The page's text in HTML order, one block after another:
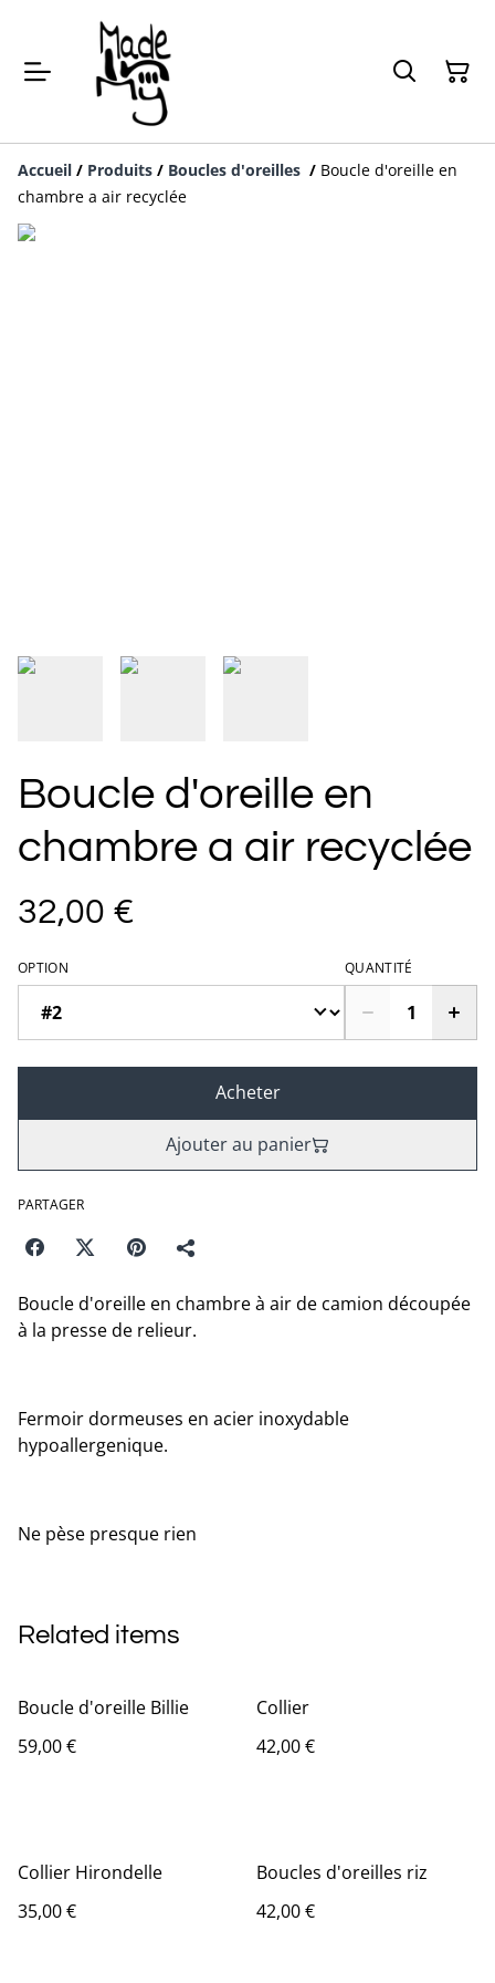
Accueil / Produits / Boucles d'oreilles / Boucle d'oreille en
chambre a air recyclée
Boucle d'oreille en
chambre a air recyclée
32,00 €
OPTION QUANTITÉ
Acheter
Ajouter au panier
PARTAGER
Boucle d'oreille en chambre à air de camion découpée
à la presse de relieur.
Fermoir dormeuses en acier inoxydable
hypoallergenique.
Ne pèse presque rien
Related items
Boucle d'oreille Billie
59,00 €
Collier
42,00 €
Collier Hirondelle
35,00 €
Boucles d'oreilles riz
42,00 €